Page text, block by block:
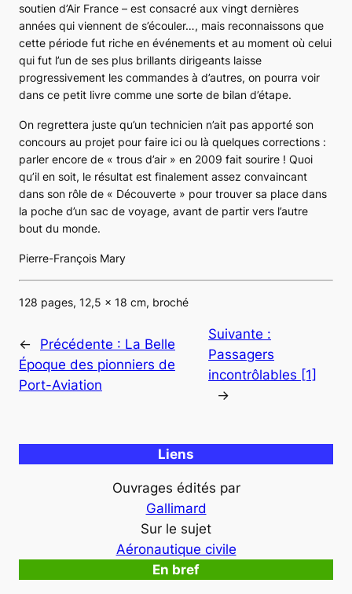
soutien d’Air France – est consacré aux vingt dernières
années qui viennent de s’écouler…, mais reconnaissons que
cette période fut riche en événements et au moment où celui
qui fut l’un de ses plus brillants dirigeants laisse
progressivement les commandes à d’autres, on pourra voir
dans ce petit livre comme une sorte de bilan d’étape.
On regrettera juste qu’un technicien n’ait pas apporté son
concours au projet pour faire ici ou là quelques corrections :
parler encore de « trous d’air » en 2009 fait sourire ! Quoi
qu’il en soit, le résultat est finalement assez convaincant
dans son rôle de « Découverte » pour trouver sa place dans
la poche d’un sac de voyage, avant de partir vers l’autre
bout du monde.
Pierre-François Mary
128 pages, 12,5 x 18 cm, broché
← Précédente : La Belle
Époque des pionniers de
Port-Aviation
Suivante :
Passagers
incontrôlables [1]
→
Liens
Ouvrages édités par
Gallimard
Sur le sujet
Aéronautique civile
En bref